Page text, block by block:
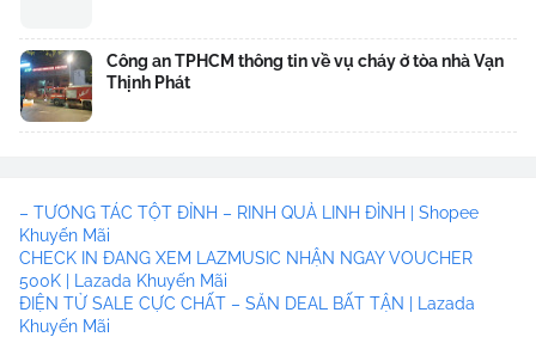
Công an TPHCM thông tin về vụ cháy ở tòa nhà Vạn
Thịnh Phát
– TƯƠNG TÁC TỘT ĐỈNH – RINH QUÀ LINH ĐÌNH | Shopee
Khuyến Mãi
CHECK IN ĐANG XEM LAZMUSIC NHẬN NGAY VOUCHER
500K | Lazada Khuyến Mãi
ĐIỆN TỬ SALE CỰC CHẤT – SĂN DEAL BẤT TẬN | Lazada
Khuyến Mãi